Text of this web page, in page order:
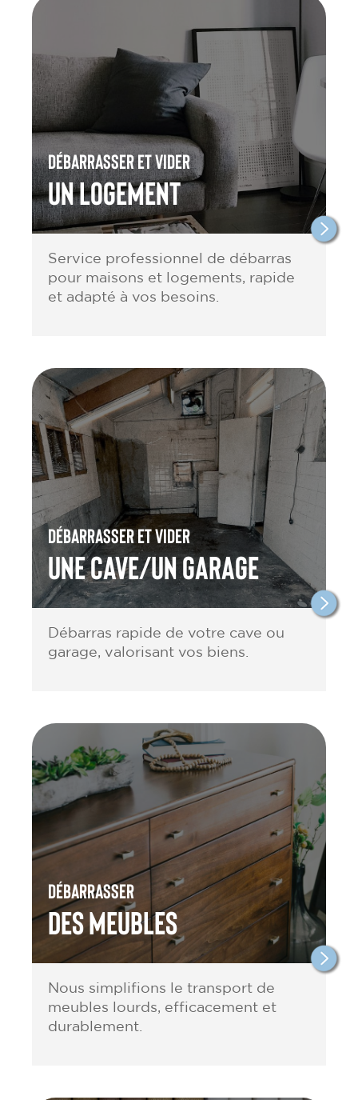
Débarrasser et vider
un Logement
Service professionnel de débarras
pour maisons et logements, rapide
et adapté à vos besoins.
Débarrasser et vider
une cave/un garage
Débarras rapide de votre cave ou
garage, valorisant vos biens.
Débarrasser
des meubles
Nous simplifions le transport de
meubles lourds, efficacement et
durablement.